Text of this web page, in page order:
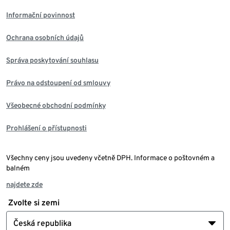
Informační povinnost
Ochrana osobních údajů
Správa poskytování souhlasu
Právo na odstoupení od smlouvy
Všeobecné obchodní podmínky
Prohlášení o přístupnosti
Všechny ceny jsou uvedeny včetně DPH. Informace o poštovném a
balném
najdete zde
Zvolte si zemi
Česká republika